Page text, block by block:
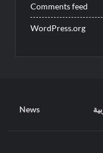
Comments feed
WordPress.org
News